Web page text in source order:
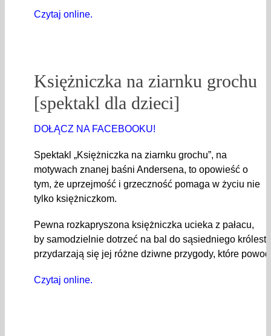
Czytaj online.
Księżniczka na ziarnku grochu
[spektakl dla dzieci]
DOŁĄCZ NA FACEBOOKU!
Spektakl „Księżniczka na ziarnku grochu”, na
motywach znanej baśni Andersena, to opowieść o
tym, że uprzejmość i grzeczność pomaga w życiu nie
tylko księżniczkom.
Pewna rozkapryszona księżniczka ucieka z pałacu,
by samodzielnie dotrzeć na bal do sąsiedniego
przydarzają się jej różne dziwne przygody, które
Czytaj online.